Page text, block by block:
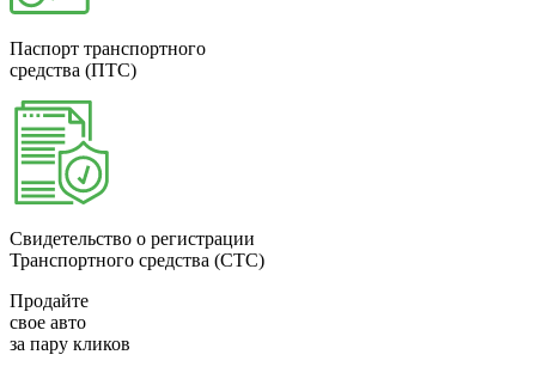
Паспорт транспортного
средства (ПТС)
Свидетельство о регистрации
Транспортного средства (СТС)
Продайте
свое авто
за пару кликов